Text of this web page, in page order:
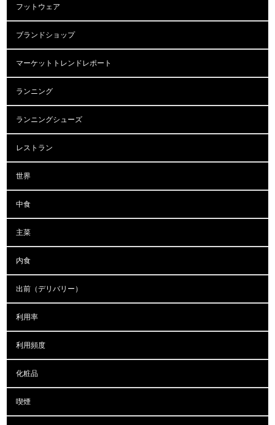
フットウェア
ブランドショップ
マーケットトレンドレポート
ランニング
ランニングシューズ
レストラン
世界
中食
主菜
内食
出前（デリバリー）
利用率
利用頻度
化粧品
喫煙